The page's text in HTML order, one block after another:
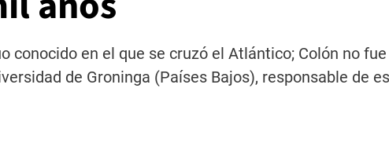
conocido en el que se cruzó el Atlántico; Colón no
de Groninga (Países Bajos), responsable de